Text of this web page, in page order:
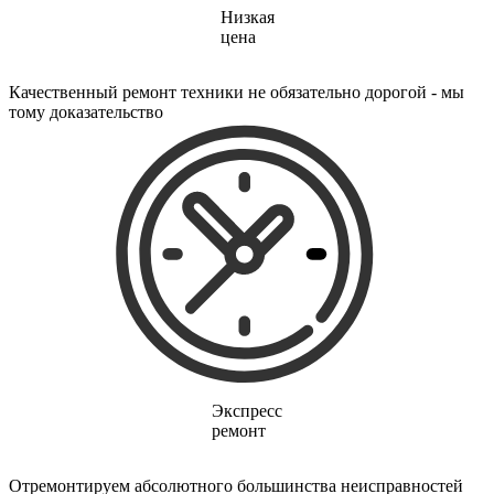
электропростыней
электрорубаноков
электрощеток
электрощитов
электрошвабер
электросковороды
электротельферов
электротермосов
электровелосипедов
электровеников
эллиптических тренажеров
эндоскопов
эпиляторов
факса
фальцовщиков
фанкойлов
фаршемешалок
фекальных насосов
фенов настенных
финишер-брошюровщиков
Низкая
цена
Качественный ремонт техники не обязательно дорогой - мы
тому доказательство
Экспресс
ремонт
Отремонтируем абсолютного большинства неисправностей